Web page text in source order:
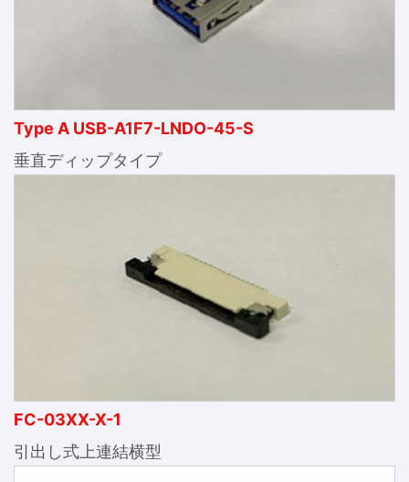
Type A USB-A1F7-LNDO-45-S
垂直ディップタイプ
FC-03XX-X-1
引出し式上連結横型